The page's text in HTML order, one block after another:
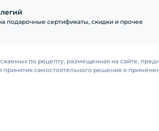
подарочные сертификаты, скидки и прочее
по рецепту, размещенная на сайте,
принятия самостоятельного решения о